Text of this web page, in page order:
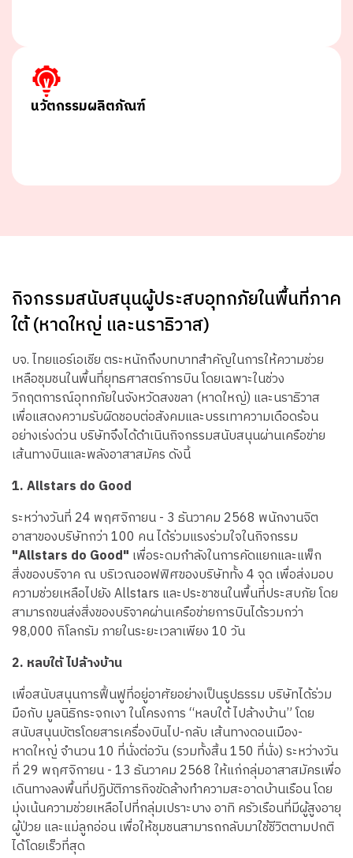
นวัตกรรมผลิตภัณฑ์
กิจกรรมสนับสนุนผู้ประสบอุทกภัยในพื้นที่ภาค
ใต้ (หาดใหญ่ และนราธิวาส)
บจ. ไทยแอร์เอเชีย ตระหนักถึงบทบาทสำคัญในการให้ความช่วย
เหลือชุมชนในพื้นที่ยุทธศาสตร์การบิน โดยเฉพาะในช่วง
วิกฤตการณ์อุทกภัยในจังหวัดสงขลา (หาดใหญ่) และนราธิวาส
เพื่อแสดงความรับผิดชอบต่อสังคมและบรรเทาความเดือดร้อน
อย่างเร่งด่วน บริษัทจึงได้ดำเนินกิจกรรมสนับสนุนผ่านเครือข่าย
เส้นทางบินและพลังอาสาสมัคร ดังนี้
1. Allstars do Good
ระหว่างวันที่ 24 พฤศจิกายน - 3 ธันวาคม 2568 พนักงานจิต
อาสาของบริษัทกว่า 100 คน ได้ร่วมแรงร่วมใจในกิจกรรม
"Allstars do Good" เพื่อระดมกำลังในการคัดแยกและแพ็ก
สิ่งของบริจาค ณ บริเวณออฟฟิศของบริษัททั้ง 4 จุด เพื่อส่งมอบ
ความช่วยเหลือไปยัง Allstars และประชาชนในพื้นที่ประสบภัย โดย
สามารถขนส่งสิ่งของบริจาคผ่านเครือข่ายการบินได้รวมกว่า
98,000 กิโลกรัม ภายในระยะเวลาเพียง 10 วัน
2. หลบใต้ ไปล้างบ้าน
เพื่อสนับสนุนการฟื้นฟูที่อยู่อาศัยอย่างเป็นรูปธรรม บริษัทได้ร่วม
มือกับ มูลนิธิกระจกเงา ในโครงการ “หลบใต้ ไปล้างบ้าน” โดย
สนับสนุนบัตรโดยสารเครื่องบินไป-กลับ เส้นทางดอนเมือง-
หาดใหญ่ จำนวน 10 ที่นั่งต่อวัน (รวมทั้งสิ้น 150 ที่นั่ง) ระหว่างวัน
ที่ 29 พฤศจิกายน - 13 ธันวาคม 2568 ให้แก่กลุ่มอาสาสมัครเพื่อ
เดินทางลงพื้นที่ปฏิบัติภารกิจขัดล้างทำความสะอาดบ้านเรือน โดย
มุ่งเน้นความช่วยเหลือไปที่กลุ่มเปราะบาง อาทิ ครัวเรือนที่มีผู้สูงอายุ
ผู้ป่วย และแม่ลูกอ่อน เพื่อให้ชุมชนสามารถกลับมาใช้ชีวิตตามปกติ
ได้โดยเร็วที่สุด